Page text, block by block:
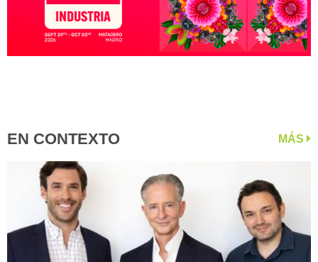
EN CONTEXTO MÁS